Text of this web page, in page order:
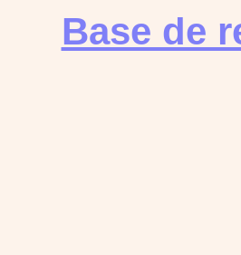
Base de